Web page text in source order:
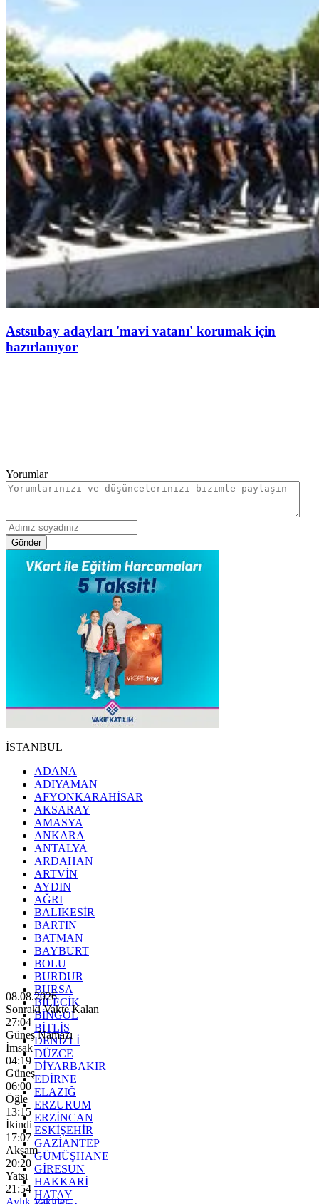
Astsubay adayları 'mavi vatanı' korumak için
hazırlanıyor
Yorumlar
Gönder
İSTANBUL
ADANA
ADIYAMAN
AFYONKARAHİSAR
AKSARAY
AMASYA
ANKARA
ANTALYA
ARDAHAN
ARTVİN
AYDIN
AĞRI
BALIKESİR
BARTIN
BATMAN
BAYBURT
BOLU
BURDUR
BURSA
BİLECİK
BİNGÖL
BİTLİS
DENİZLİ
DÜZCE
DİYARBAKIR
EDİRNE
ELAZIĞ
ERZURUM
ERZİNCAN
ESKİŞEHİR
GAZİANTEP
GÜMÜŞHANE
GİRESUN
HAKKARİ
HATAY
08.08.2026
Sonraki Vakte Kalan
27:02
Güneş Namazı
İmsak
04:19
Güneş
06:00
Öğle
13:15
İkindi
17:07
Akşam
20:20
Yatsı
21:54
Aylık Vakitler